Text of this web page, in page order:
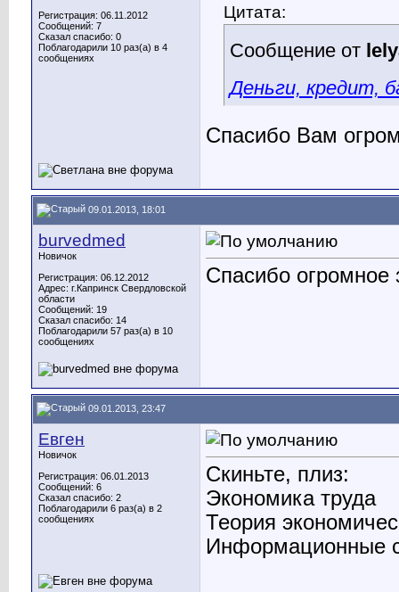
Регистрация: 06.11.2012
Сообщений: 7
Сказал спасибо: 0
Поблагодарили 10 раз(а) в 4
сообщениях
Цитата:
Сообщение от
Деньги, кредит,
Спасибо Вам
09.01.2013, 18:01
burvedmed
Новичок
Регистрация: 06.12.2012
Адрес: г.Капринск Свердловской
области
Сообщений: 19
Сказал спасибо: 14
Поблагодарили 57 раз(а) в 10
сообщениях
Спасибо
09.01.2013, 23:47
Евген
Новичок
Регистрация: 06.01.2013
Сообщений: 6
Сказал спасибо: 2
Поблагодарили 6 раз(а) в 2
сообщениях
Скиньте, плиз:
Экономика труда
Теория
Информационные